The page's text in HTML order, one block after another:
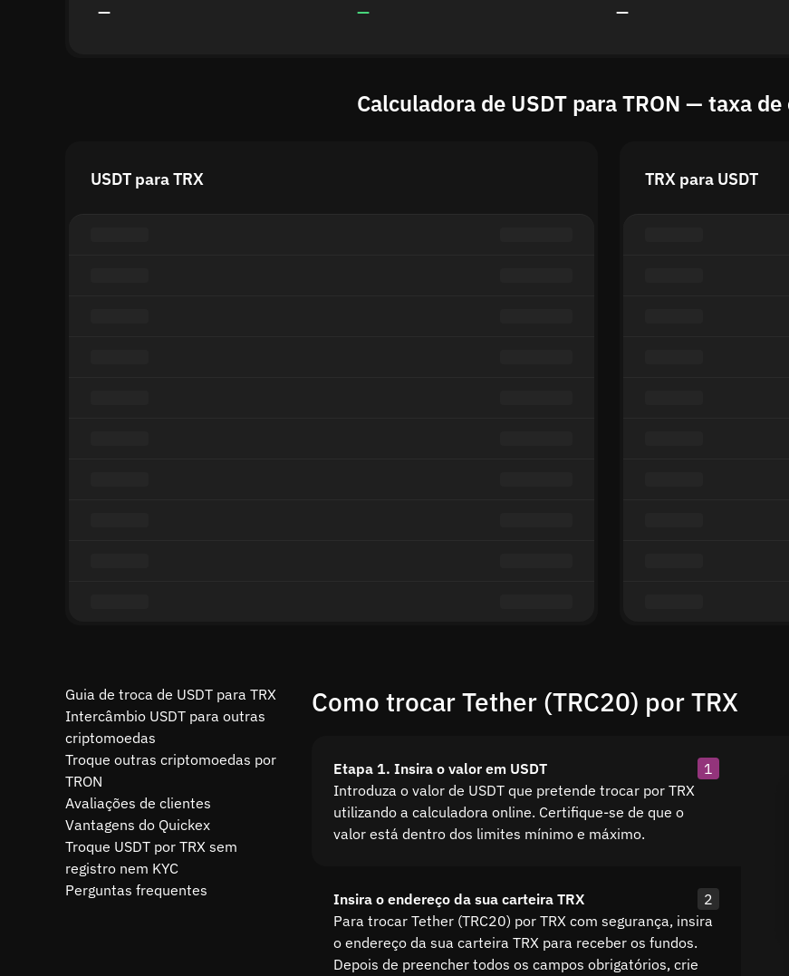
— — —
Calculadora de USDT para TRON — taxa
USDT para TRX TRX para USDT
Guia de troca de USDT para TRX
Intercâmbio USDT para outras
criptomoedas
Troque outras criptomoedas por
TRON
Avaliações de clientes
Vantagens do Quickex
Troque USDT por TRX sem
registro nem KYC
Perguntas frequentes
Como trocar Tether (TRC20) por TRX
Etapa 1. Insira o valor em USDT
1
Introduza o valor de USDT que pretende trocar por TRX
utilizando a calculadora online. Certifique-se de que o
valor está dentro dos limites mínimo e máximo.
Insira o endereço da sua carteira TRX
2
Para trocar Tether (TRC20) por TRX com segurança, insira
o endereço da sua carteira TRX para receber os fundos.
Depois de preencher todos os campos obrigatórios, crie